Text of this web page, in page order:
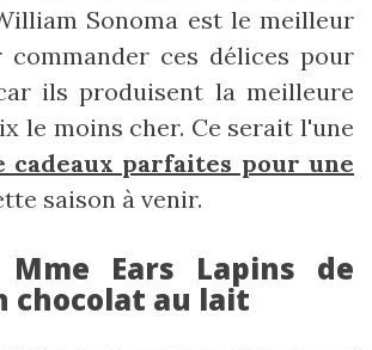
Sonoma est le meilleur
ces délices pour
ils produisent la meilleure
le moins cher. Ce serait l'une
cadeaux parfaites pour une
saison à venir.
Ears Lapins de
chocolat au lait